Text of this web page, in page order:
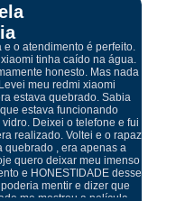
primeiro contato pelo
referente a troca da tela
e o melhor, não
retirar o vidro sem
a troca do mesmo, muito
celular ficou perfeito.